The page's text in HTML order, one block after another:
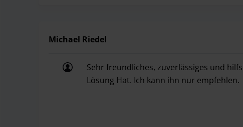
Michael Riedel
Sehr freundliches, zuverlässiges und
Lösung Hat. Ich kann ihn nur empfehlen.